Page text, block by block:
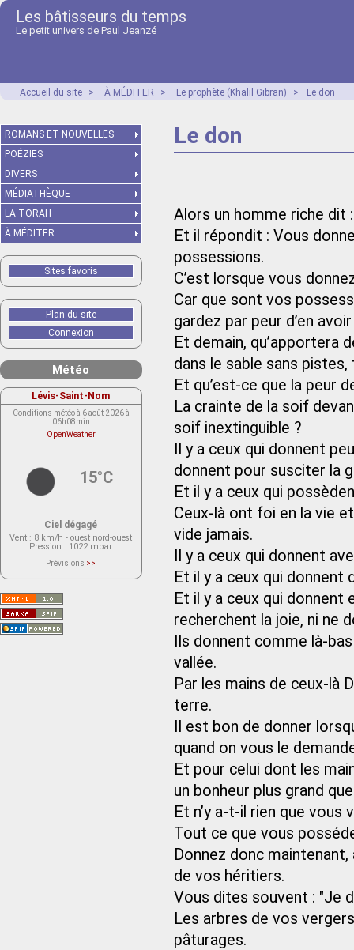
Les bâtisseurs du temps
Le petit univers de Paul Jeanzé
Accueil du site > À MÉDITER > Le prophète (Khalil Gibran) > Le don
Le don
Alors un homme riche dit
Et il répondit : Vous
possessions.
C’est lorsque vous
Car que sont vos
gardez par peur d’en
Et demain, qu’apportera
dans le sable sans pistes,
Et qu’est-ce que la peur
La crainte de la soif
soif inextinguible ?
Il y a ceux qui donnent
donnent pour susciter la
Et il y a ceux qui
Ceux-là ont foi en la vie
vide jamais.
Il y a ceux qui donnent
Et il y a ceux qui
Et il y a ceux qui donnent
recherchent la joie, ni ne
Ils donnent comme là-
vallée.
Par les mains de ceux-là
terre.
Il est bon de donner
quand on vous le
Et pour celui dont les
un bonheur plus grand
Et n’y a-t-il rien que vous
Tout ce que vous
Donnez donc
de vos héritiers.
Vous dites souvent : "Je
Les arbres de vos
pâturages.
ROMANS ET NOUVELLES
POÉZIES
DIVERS
MÉDIATHÈQUE
LA TORAH
À MÉDITER
Sites favoris
Plan du site
Connexion
Météo
Lévis-Saint-Nom
Conditions météo à 6 août 2026 à
06h08min
OpenWeather
15°C
Ciel dégagé
Vent : 8 km/h - ouest nord-ouest
Pression : 1022 mbar
Prévisions >>
actuellement aucune prévision
Saint-Nom.
Veuillez consulter le message du
service ci-dessous.
(401 - Invalid API key. Please see
https://openweathermap.org/faq#error401